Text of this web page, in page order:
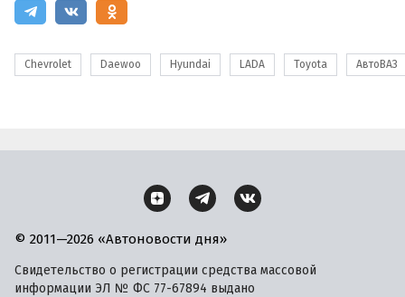
Chevrolet Daewoo Hyundai LADA Toyota АвтоВАЗ
© 2011—2026 «Автоновости дня»
Свидетельство о регистрации средства массовой
информации ЭЛ № ФС 77-67894 выдано